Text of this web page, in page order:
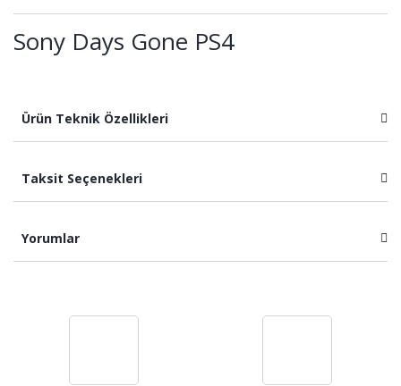
Sony Days Gone PS4
Ürün Teknik Özellikleri
Taksit Seçenekleri
Yorumlar